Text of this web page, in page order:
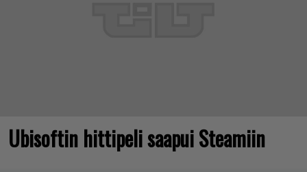
Ubisoftin hittipeli saapui Steamiin